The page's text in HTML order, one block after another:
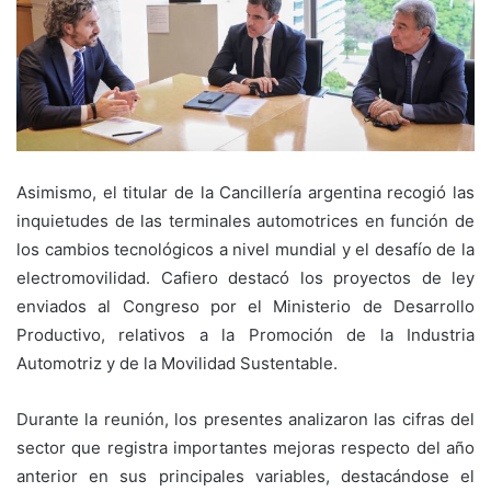
Asimismo, el titular de la Cancillería argentina recogió las
inquietudes de las terminales automotrices en función de
los cambios tecnológicos a nivel mundial y el desafío de la
electromovilidad. Cafiero destacó los proyectos de ley
enviados al Congreso por el Ministerio de Desarrollo
Productivo, relativos a la Promoción de la Industria
Automotriz y de la Movilidad Sustentable.
Durante la reunión, los presentes analizaron las cifras del
sector que registra importantes mejoras respecto del año
anterior en sus principales variables, destacándose el